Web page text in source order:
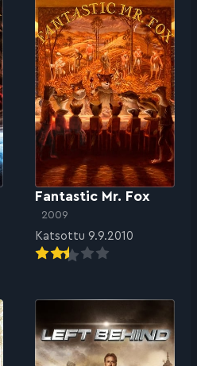
Fantastic Mr. Fox
2009
Katsottu 9.9.2010